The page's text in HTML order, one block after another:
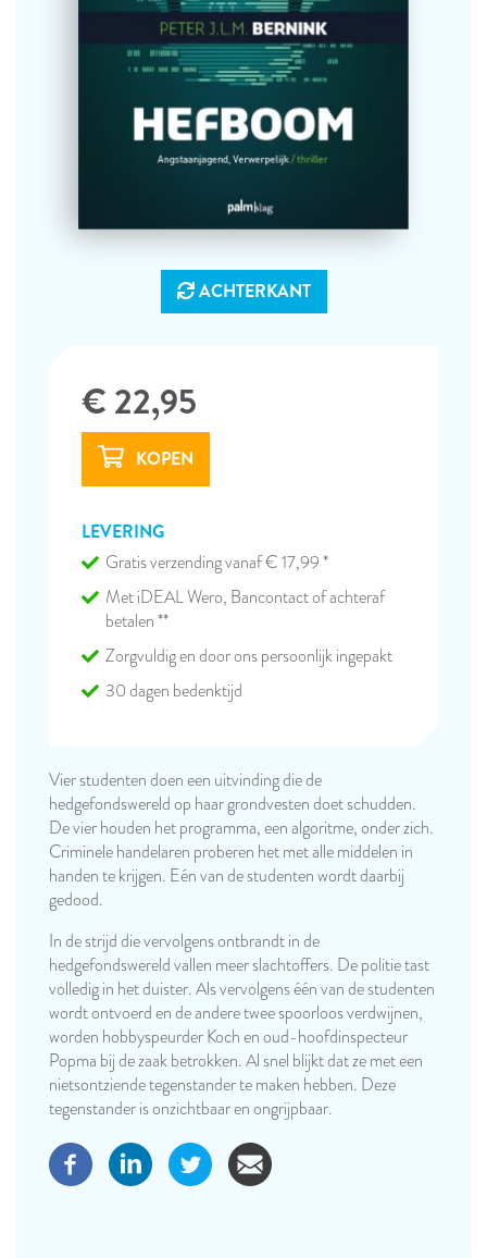
ACHTERKANT
€ 22,95
LEVERING
Gratis verzending vanaf € 17,99 *
Met iDEAL Wero, Bancontact of achteraf
betalen **
Zorgvuldig en door ons persoonlijk ingepakt
30 dagen bedenktijd
Vier studenten doen een uitvinding die de
hedgefondswereld op haar grondvesten doet schudden.
De vier houden het programma, een algoritme, onder zich.
Criminele handelaren proberen het met alle middelen in
handen te krijgen. Eén van de studenten wordt daarbij
gedood.
In de strijd die vervolgens ontbrandt in de
hedgefondswereld vallen meer slachtoffers. De politie tast
volledig in het duister. Als vervolgens één van de studenten
wordt ontvoerd en de andere twee spoorloos verdwijnen,
worden hobbyspeurder Koch en oud-hoofdinspecteur
Popma bij de zaak betrokken. Al snel blijkt dat ze met een
nietsontziende tegenstander te maken hebben. Deze
tegenstander is onzichtbaar en ongrijpbaar.